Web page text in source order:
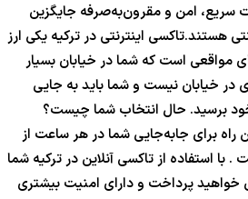
سریع، امن و مقرون‌به‌صرفه جایگزین
هستند.تاکسی اینترنتی در ترکیه یکی ارز
است که شما در خیابان بسیار
خیابان نیست و شما باید به جایی
برسید. حال انتخاب شما چیست؟
راه برای جابه‌جایی شما در هر ساعت از
با استفاده از تاکسی آنلاین در ترکیه شما
خواهید پرداخت و دارای امنیت بیشتری